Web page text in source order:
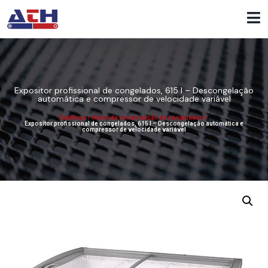
Expositor profissional de congelados, 615 l – Descongelação
automática e compressor de velocidade variável
Catálogo / Arcas de conservação de congelados /
Expositor profissional de congelados, 615 l – Descongelação automática e
compressor de velocidade variável